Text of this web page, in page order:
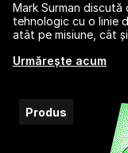
Mark Surman
tehnologic cu o linie
atât pe misiune, cât
Urmărește acum
Produs